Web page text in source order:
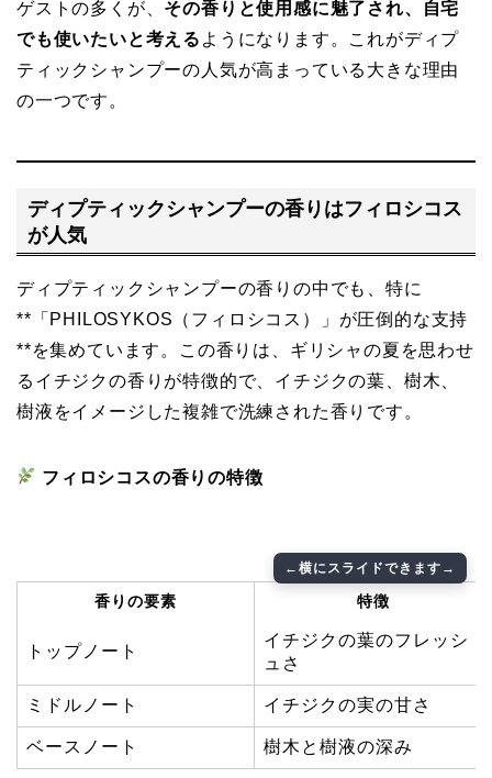
ゲストの多くが、 その香りと使用感に魅了され、自宅
でも使いたいと考える ようになります。これがディプ
ティックシャンプーの人気が高まっている大きな理由
の一つです。
ディプティックシャンプーの香りはフィロシコス
が人気
ディプティックシャンプーの香りの中でも、特に
**「PHILOSYKOS（フィロシコス）」が圧倒的な支持
**を集めています。この香りは、ギリシャの夏を思わせ
るイチジクの香りが特徴的で、イチジクの葉、樹木、
樹液をイメージした複雑で洗練された香りです。
フィロシコスの香りの特徴
香りの要素 特徴
トップノート
イチジクの葉のフレッシ
ュさ
ミドルノート イチジクの実の甘さ
ベースノート 樹木と樹液の深み